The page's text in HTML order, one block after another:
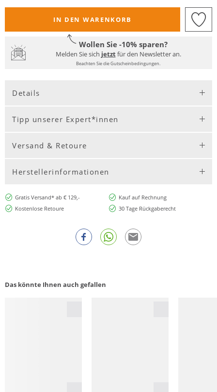
IN DEN WARENKORB
Wollen Sie -10% sparen?
Melden Sie sich jetztfür den Newsletter an.
Beachten Sie die Gutscheinbedingungen.
Details
Tipp unserer Expert*innen
Versand & Retoure
Herstellerinformationen
Gratis Versand* ab € 129,-
Kauf auf Rechnung
Kostenlose Retoure
30 Tage Rückgaberecht
Das könnte Ihnen auch gefallen